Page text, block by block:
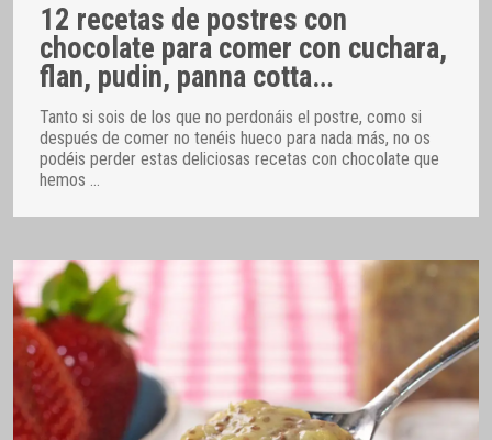
12 recetas de postres con
chocolate para comer con cuchara,
flan, pudin, panna cotta…
Tanto si sois de los que no perdonáis el postre, como si
después de comer no tenéis hueco para nada más, no os
podéis perder estas deliciosas recetas con chocolate que
hemos …